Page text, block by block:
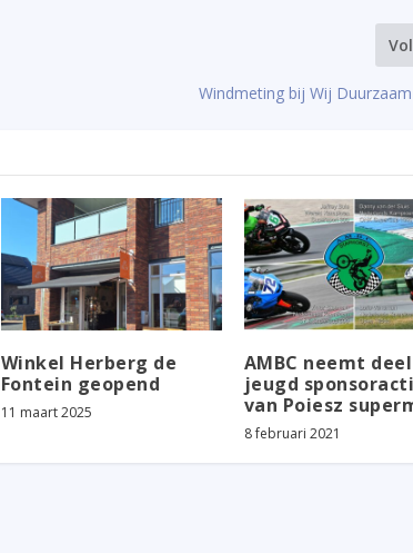
Windmeting bij Wij
Winkel Herberg de
Fontein geopend
11 maart 2025
AMBC neemt
jeugd
van Poiesz
8 februari 2021